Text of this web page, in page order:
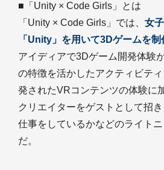
■「Unity × Code Girls」とは
「Unity × Code Girls」では、 女
「Unity」を用いて3Dゲームを制
アイディアで3Dゲーム開発体験
の特徴を活かしたアクティビテ
発されたVRコンテンツの体験に
クリエイターをゲストとして招
仕事をしているかなどのライト
だ。